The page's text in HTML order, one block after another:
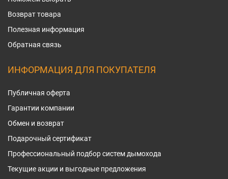
Возврат товара
Полезная информация
Обратная связь
ИНФОРМАЦИЯ ДЛЯ ПОКУПАТЕЛЯ
Публичная оферта
Гарантии компании
Обмен и возврат
Подарочный сертификат
Профессиональный подбор систем дымохода
Текущие акции и выгодные предложения